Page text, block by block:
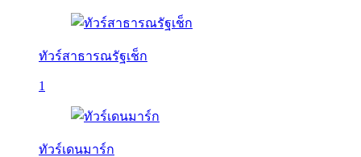
ทัวร์สาธารณรัฐเช็ก
1
ทัวร์เดนมาร์ก